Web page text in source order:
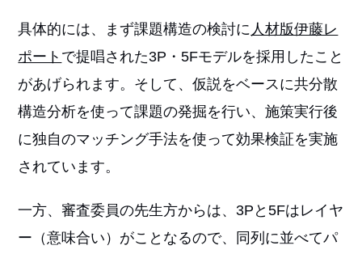
具体的には、まず課題構造の検討に 人材版伊藤レ
ポート で提唱された3P・5Fモデルを採用したこと
があげられます。そして、仮説をベースに共分散
構造分析を使って課題の発掘を行い、施策実行後
に独自のマッチング手法を使って効果検証を実施
されています。
一方、審査委員の先生方からは、3Pと5Fはレイヤ
ー（意味合い）がことなるので、同列に並べてパ